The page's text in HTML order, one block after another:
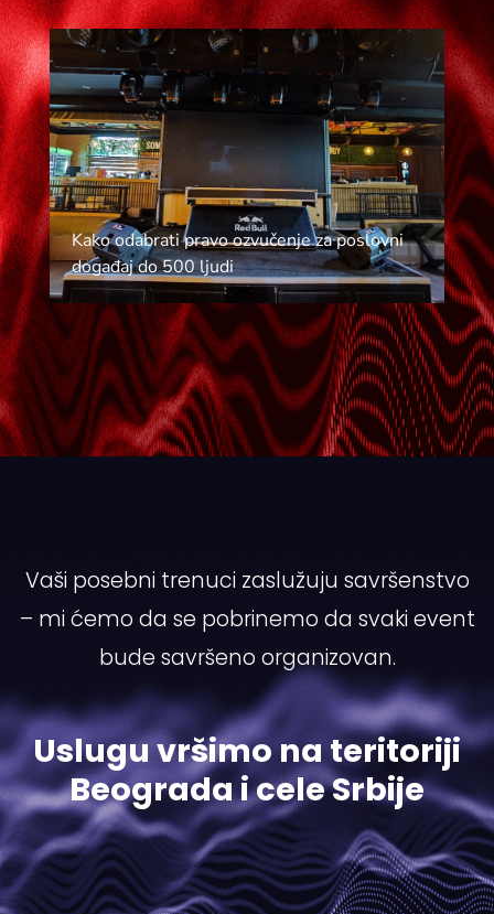
Kako odabrati pravo ozvučenje za poslovni
događaj do 500 ljudi
Vaši posebni trenuci zaslužuju savršenstvo
– mi ćemo da se pobrinemo da svaki event
bude savršeno organizovan.
Uslugu vršimo na teritoriji
Beograda i cele Srbije